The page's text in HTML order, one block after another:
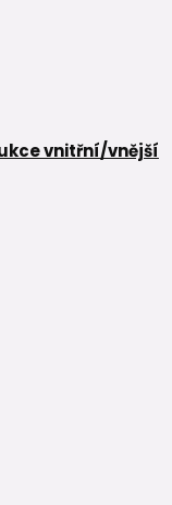
vnitřní/vnější